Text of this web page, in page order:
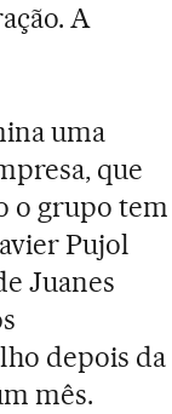
A
uma
que
o grupo tem
Pujol
Juanes
depois da
mês.